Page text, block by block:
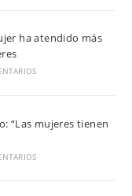
ha atendido más
“Las mujeres tienen